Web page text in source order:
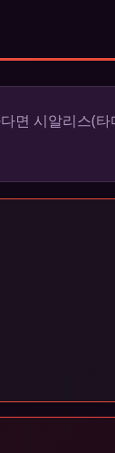
면 시알리스(